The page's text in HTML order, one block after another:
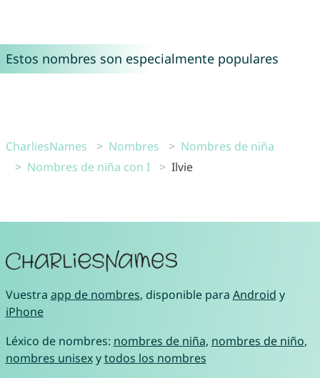
Estos nombres son especialmente populares
CharliesNames Nombres
Nombres de niña
Nombres de niña con I
Ilvie
Vuestra app de nombres, disponible para Android y
iPhone
Léxico de nombres: nombres de niña, nombres de niño,
nombres unisexytodos los nombres